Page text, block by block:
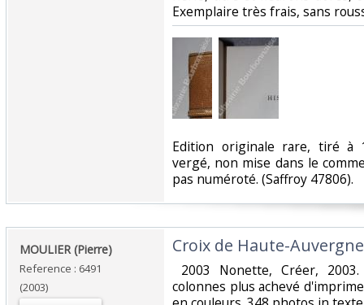
Exemplaire très frais, sans
‎Edition originale rare, tiré à
vergé, non mise dans le
pas numéroté. (Saffroy 47806). ‎
‎MOULIER (Pierre)‎
Reference : 6491
(2003)
‎Croix de Haute-
2003 Nonette, Créer,
colonnes plus achevé